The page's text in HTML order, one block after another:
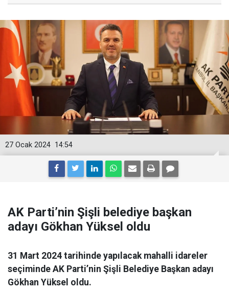
14:54
27 Ocak 2024
AK Parti’nin Şişli belediye başkan
adayı Gökhan Yüksel oldu
31 Mart 2024 tarihinde yapılacak mahalli idareler
seçiminde AK Parti’nin Şişli Belediye Başkan adayı
Gökhan Yüksel oldu.